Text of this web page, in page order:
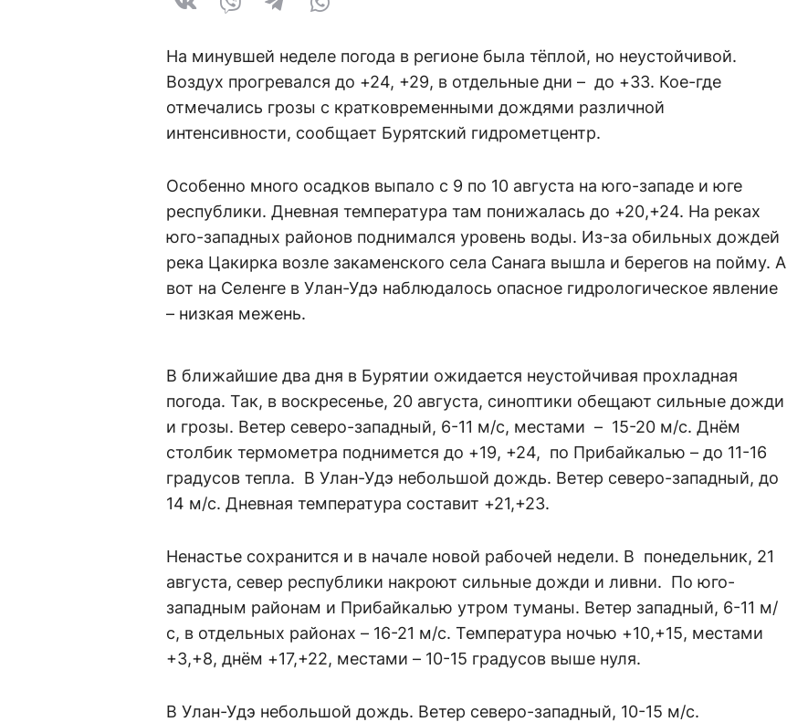
На минувшей неделе погода в регионе была тёплой, но неустойчивой.
Воздух прогревался до +24, +29, в отдельные дни – до +33. Кое-где
отмечались грозы с кратковременными дождями различной
интенсивности, сообщает Бурятский гидрометцентр.
Особенно много осадков выпало с 9 по 10 августа на юго-западе и юге
республики. Дневная температура там понижалась до +20,+24. На реках
юго-западных районов поднимался уровень воды. Из-за обильных дождей
река Цакирка возле закаменского села Санага вышла и берегов на пойму. А
вот на Селенге в Улан-Удэ наблюдалось опасное гидрологическое явление
– низкая межень.
В ближайшие два дня в Бурятии ожидается неустойчивая прохладная
погода. Так, в воскресенье, 20 августа, синоптики обещают сильные дожди
и грозы. Ветер северо-западный, 6-11 м/с, местами – 15-20 м/с. Днём
столбик термометра поднимется до +19, +24, по Прибайкалью – до 11-16
градусов тепла. В Улан-Удэ небольшой дождь. Ветер северо-западный, до
14 м/с. Дневная температура составит +21,+23.
Ненастье сохранится и в начале новой рабочей недели. В понедельник, 21
августа, север республики накроют сильные дожди и ливни. По юго-
западным районам и Прибайкалью утром туманы. Ветер западный, 6-11 м/
с, в отдельных районах – 16-21 м/с. Температура ночью +10,+15, местами
+3,+8, днём +17,+22, местами – 10-15 градусов выше нуля.
В Улан-Удэ небольшой дождь. Ветер северо-западный, 10-15 м/с.